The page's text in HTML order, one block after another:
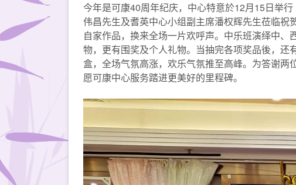
今年是可康40周年纪庆，中心特意於12月15日举
伟昌先生及耆英中心小组副主席潘权辉先生莅临
自家作品，换来全场一片欢呼声。中乐班演绎中
物，更有围奖及个人礼物。当抽完各项奖品後，
盒，全场气氛高涨，欢乐气氛推至高峰。为答谢
愿可康中心服务踏进更美好的里程碑。